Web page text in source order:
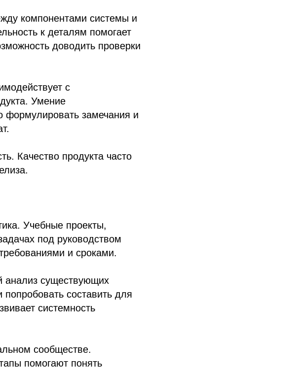
компонентами системы и
к деталям помогает
доводить проверки
с
Умение
формулировать замечания и
Качество продукта часто
Учебные проекты,
под руководством
и сроками.
анализ существующих
составить для
системность
сообществе.
помогают понять